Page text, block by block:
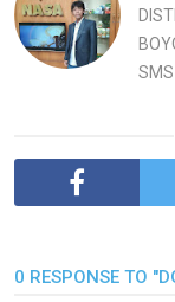
0 RESPONSE TO